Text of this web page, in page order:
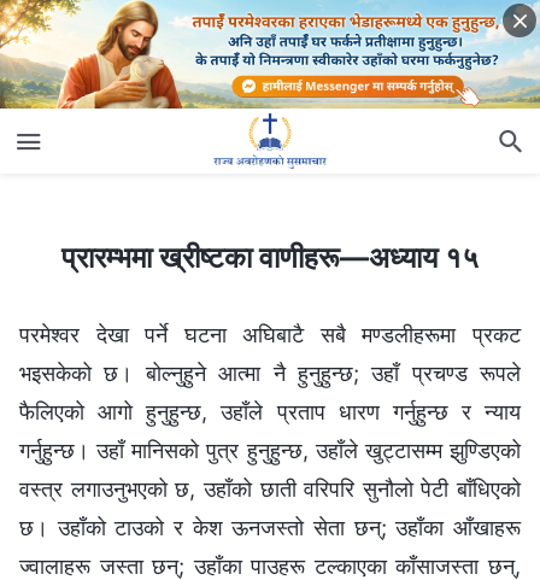
प्रारम्‍भमा ख्रीष्‍टका वाणीहरू—अध्याय १५
प्रारम्‍भमा ख्रीष्‍टका वाणीहरू—अध्याय १५
परमेश्‍वर देखा पर्ने घटना अघिबाटै सबै मण्डलीहरूमा प्रकट
भइसकेको छ। बोल्नुहुने आत्मा नै हुनुहुन्छ; उहाँ प्रचण्ड रूपले
फैलिएको आगो हुनुहुन्छ, उहाँले प्रताप धारण गर्नुहुन्छ र न्याय
गर्नुहुन्छ। उहाँ मानिसको पुत्र हुनुहुन्छ, उहाँले खुट्टासम्‍म झुण्डिएको
वस्‍त्र लगाउनुभएको छ, उहाँको छाती वरिपरि सुनौलो पेटी बाँधिएको
छ। उहाँको टाउको र केश ऊनजस्तो सेता छन्; उहाँका आँखाहरू
ज्वालाहरू जस्ता छन्; उहाँका पाउहरू टल्काएका काँसाजस्ता छन्,